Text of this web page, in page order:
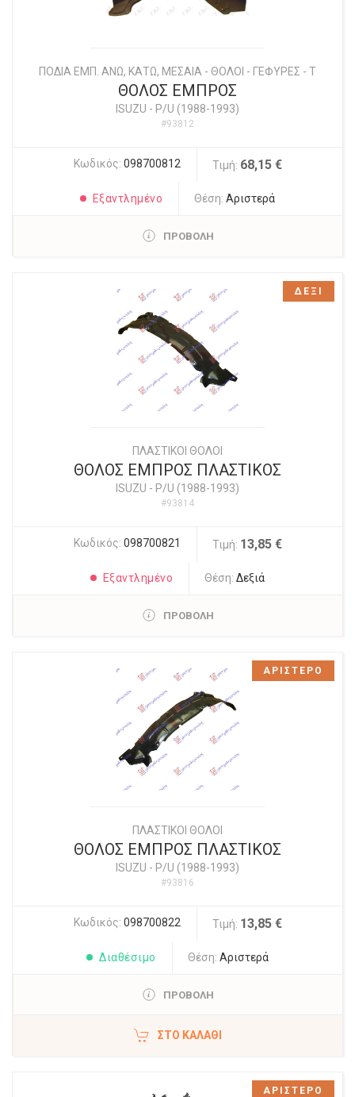
ΠΟΔΙΑ ΕΜΠ. ΑΝΩ, ΚΑΤΩ, ΜΕΣΑΙΑ - ΘΟΛΟΙ - ΓΕΦΥΡΕΣ - Τ
ΘΟΛΟΣ ΕΜΠΡΟΣ
ISUZU - P/U (1988-1993)
#93812
Κωδικός: 098700812 Τιμή: 68,15 €
Εξαντλημένο Θέση:Αριστερά
ΠΡΟΒΟΛΗ
ΠΛΑΣΤΙΚΟΙ ΘΟΛΟΙ
ΘΟΛΟΣ ΕΜΠΡΟΣ ΠΛΑΣΤΙΚΟΣ
ISUZU - P/U (1988-1993)
#93814
Κωδικός: 098700821 Τιμή: 13,85 €
Εξαντλημένο Θέση:Δεξιά
ΠΡΟΒΟΛΗ
ΔΕΞΙ
ΠΛΑΣΤΙΚΟΙ ΘΟΛΟΙ
ΘΟΛΟΣ ΕΜΠΡΟΣ ΠΛΑΣΤΙΚΟΣ
ISUZU - P/U (1988-1993)
#93816
Κωδικός: 098700822 Τιμή: 13,85 €
Διαθέσιμο Θέση: Αριστερά
ΠΡΟΒΟΛΗ
ΣΤΟ ΚΑΛΆΘΙ
ΑΡΙΣΤΕΡΟ
ΑΡΙΣΤΕΡΟ